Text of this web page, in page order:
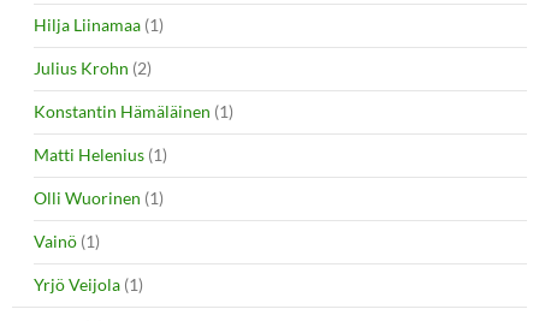
Hilja Liinamaa (1)
Julius Krohn (2)
Konstantin Hämäläinen (1)
Matti Helenius (1)
Olli Wuorinen (1)
Vainö (1)
Yrjö Veijola (1)